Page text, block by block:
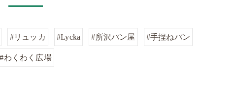
#リュッカ #Lycka #所沢パン屋 #手捏ねパン
#わくわく広場